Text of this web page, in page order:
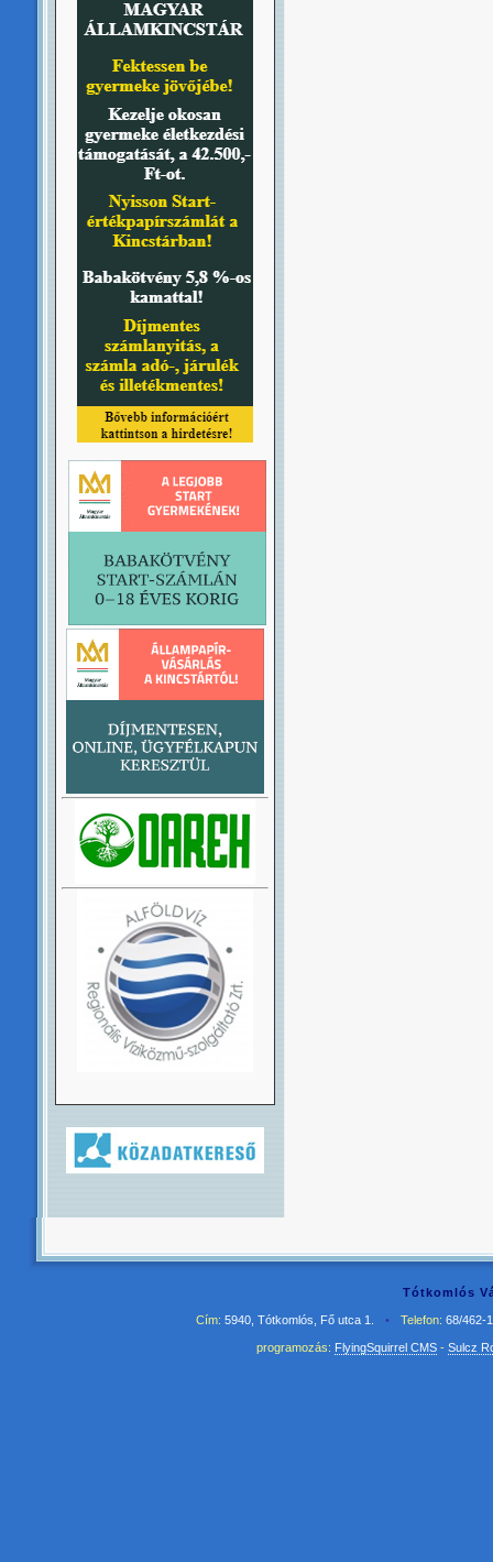
Tótkomlós
Cím: 5940, Tótkomlós, Fő utca 1. • Telefon: 68/462-
programozás: FlyingSquirrel CMS- Sulcz